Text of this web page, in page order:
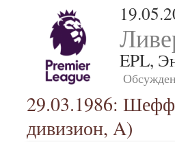
EPL,
29.03.1986:
дивизион, A)